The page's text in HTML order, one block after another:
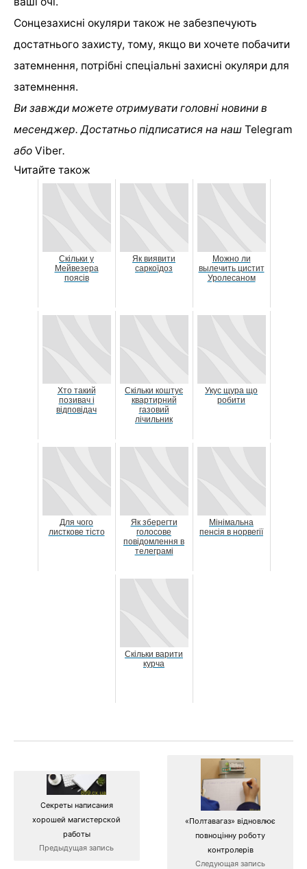
Сонцезахисні окуляри також не забезпечують
достатнього захисту, тому, якщо ви хочете побачити
затемнення, потрібні спеціальні захисні окуляри для
затемнення.
Ви завжди можете отримувати головні новини в
месенджер. Достатньо підписатися на наш Telegram
або Viber.
Читайте також
Скільки у
Мейвезера
поясів
Як виявити
саркоїдоз
Можно ли
вылечить цистит
Уролесаном
Хто такий
позивач і
відповідач
Скільки коштує
квартирний
газовий
лічильник
Укус щура що
робити
Для чого
листкове тісто
Як зберегти
голосове
повідомлення в
телеграмі
Мінімальна
пенсія в норвегії
Скільки варити
курча
Секреты написания
хорошей магистерской
работы
Предыдущая запись
«Полтавагаз» відновлює
повноцінну роботу
контролерів
Следующая запись